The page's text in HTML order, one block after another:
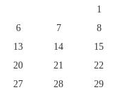
1
6 7
8
13 14
15
20 21
22
27 28
29